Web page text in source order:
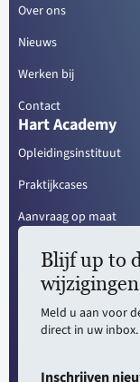
Over ons
Nieuws
Werken bij
Contact
Hart Academy
Opleidingsinstituut
Praktijkcases
Aanvraag op maat
Blijf up to
Meld u aan voor
direct in uw inbox.
Inschrijven